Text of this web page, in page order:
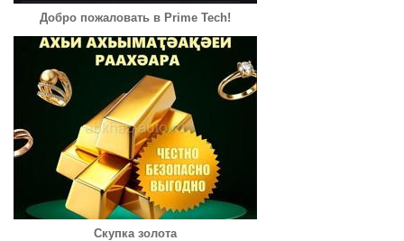
Добро пожаловать в Prime Tech!
Скупка золота